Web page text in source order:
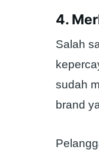
4.
Salah
sudah
brand